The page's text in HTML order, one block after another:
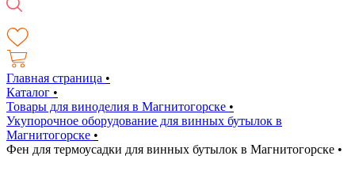
Главная страница •
Каталог •
Товары для виноделия в Магнитогорске •
Укупорочное оборудование для винных бутылок в
Магнитогорске •
Фен для термоусадки для винных бутылок в Магнитогорске •